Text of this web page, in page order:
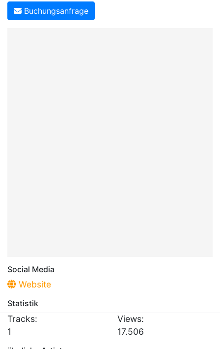
Buchungsanfrage
Social Media
Website
Statistik
Tracks:
1
Views:
17.506